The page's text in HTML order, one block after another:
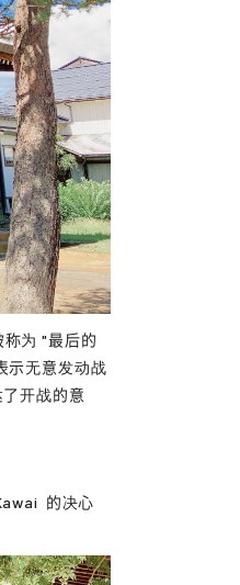
为 "最后的
示无意发动战
开战的意
的决心